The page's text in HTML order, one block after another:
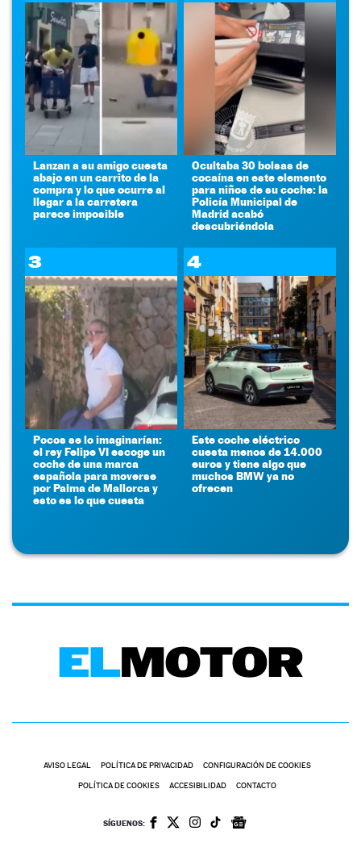
Lanzan a su amigo cuesta
abajo en un carrito de la
compra y lo que ocurre al
llegar a la carretera
parece imposible
Ocultaba 30 bolsas de
cocaína en este elemento
para niños de su coche: la
Policía Municipal de
Madrid acabó
descubriéndola
3
Pocos se lo imaginarían:
el rey Felipe VI escoge un
coche de una marca
española para moverse
por Palma de Mallorca y
esto es lo que cuesta
4
Este coche eléctrico
cuesta menos de 14.000
euros y tiene algo que
muchos BMW ya no
ofrecen
AVISO LEGAL POLÍTICA DE PRIVACIDAD CONFIGURACIÓN DE COOKIES
POLÍTICA DE COOKIES ACCESIBILIDAD CONTACTO
SÍGUENOS: